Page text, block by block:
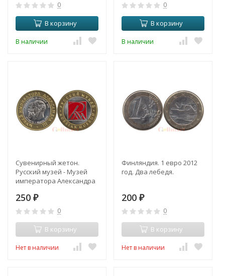
0
В корзину
В наличии
0
В корзину
В наличии
Сувенирный жетон.
Русский музей - Музей
императора Александра
250 ₽
0
В корзину
Нет в наличии
Финляндия. 1 евро 2012
год. Два лебедя.
200 ₽
0
В корзину
Нет в наличии